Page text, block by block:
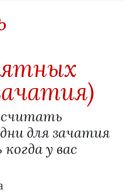
для зачатия
у вас